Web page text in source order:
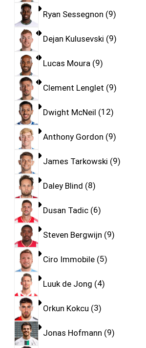
Ryan Sessegnon 9
Dejan Kulusevski 9
Lucas Moura 9
Clement Lenglet 9
Dwight McNeil 12
Anthony Gordon 9
James Tarkowski 9
Daley Blind 8
Dusan Tadic 6
Steven Bergwijn 9
Ciro Immobile 5
Luuk de Jong 4
Orkun Kokcu 3
Jonas Hofmann 9